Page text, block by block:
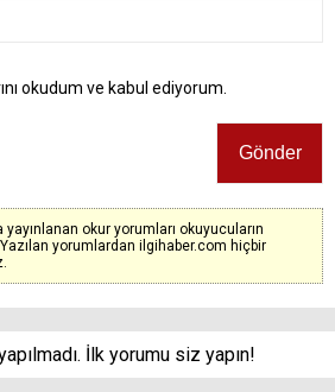
okudum ve kabul ediyorum.
okur yorumları okuyucuların
yorumlardan ilgihaber.com hiçbir
İlk yorumu siz yapın!